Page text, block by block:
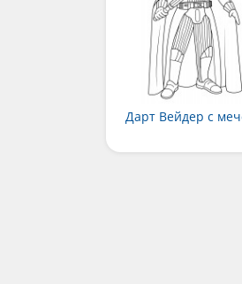
Дарт Вейдер с